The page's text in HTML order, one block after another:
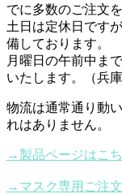
でに多数のご注文
土日は定休日です
備しております。
月曜日の午前中ま
いたします。（兵庫
物流は通常通り動
れはありません。
→製品ページはこ
→マスク専用ご注